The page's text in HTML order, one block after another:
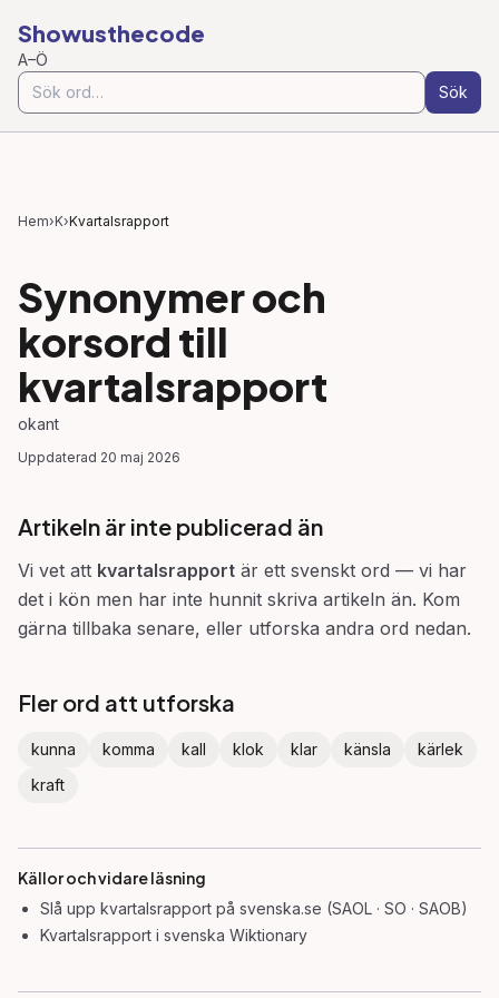
Showusthecode
A–Ö
Sök
Hem›K›Kvartalsrapport
Synonymer och
korsord till
kvartalsrapport
okant
Uppdaterad 20 maj 2026
Artikeln är inte publicerad än
Vi vet att kvartalsrapport är ett svenskt ord — vi har
det i kön men har inte hunnit skriva artikeln än. Kom
gärna tillbaka senare, eller utforska andra ord nedan.
Fler ord att utforska
kunna komma kall klok klar känsla
kärlek
kraft
Källor och vidare läsning
Slå upp kvartalsrapport på svenska.se (SAOL · SO · SAOB)
Kvartalsrapport i svenska Wiktionary